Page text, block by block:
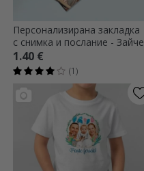
Персонализирана закладка
с снимка и послание - Зайче
1.40 €
(1)